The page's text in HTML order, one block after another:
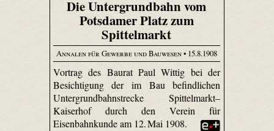
Die Untergrundbahn vom
Potsdamer Platz zum
Spittelmarkt
Annalen für Gewerbe und Bauwesen• 15.8.1908
Vortrag des Baurat Paul Wittig bei der
Besichtigung der im Bau befindlichen
Untergrundbahnstrecke Spittelmarkt–
Kaiserhof durch den Verein für
Eisenbahnkunde am 12. Mai 1908.